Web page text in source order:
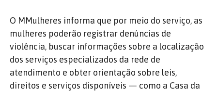
O MMulheres informa que por meio do serviço, as
mulheres poderão registrar denúncias de
violência, buscar informações sobre a localização
dos serviços especializados da rede de
atendimento e obter orientação sobre leis,
direitos e serviços disponíveis — como a Casa da